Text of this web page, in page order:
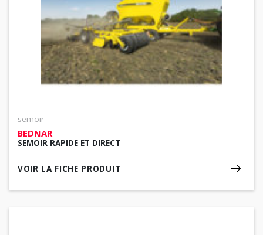
semoir
BEDNAR
SEMOIR RAPIDE ET DIRECT
VOIR LA FICHE PRODUIT